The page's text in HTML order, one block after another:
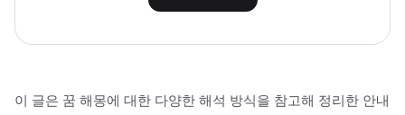
이 글은 꿈 해몽에 대한 다양한 해석 방식을 참고해 정리한 안내